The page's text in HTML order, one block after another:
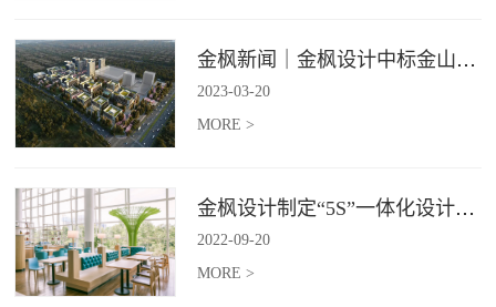
金枫新闻｜金枫设计中标金山集团餐饮楼设计项目，打造科学与艺术相结合的就餐空间
2023-03-20
MORE >
金枫设计制定“5S”一体化设计标准，让商业全案设计导入团餐空间规划
2022-09-20
MORE >